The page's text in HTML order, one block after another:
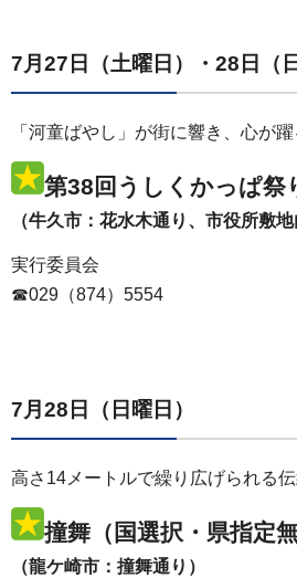
7月27日（土曜日）・28日（
「河童ばやし」が街に響き、心が躍
第38回うしくかっぱ祭
（牛久市：花水木通り、市役所敷地
実行委員会
☎029（874）5554
7月28日（日曜日）
高さ14メートルで繰り広げられる
撞舞（国選択・県指定
（龍ケ崎市：撞舞通り）